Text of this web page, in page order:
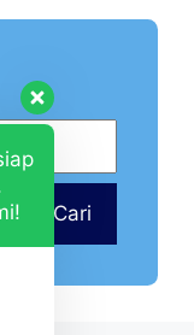
Cari